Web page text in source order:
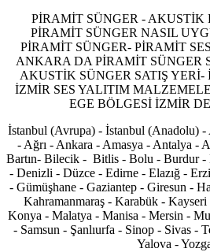
PİRAMİT SÜNGER - AKUSTİK
PİRAMİT SÜNGER NASIL
PİRAMİT SÜNGER- PİRAMİT
ANKARA DA PİRAMİT SÜNGER
AKUSTİK SÜNGER SATIŞ
İZMİR SES YALITIM
EGE BÖLGESİ İZMİR
İstanbul (Avrupa) - İstanbul (Anadolu) -
- Ağrı - Ankara - Amasya - Antalya -
Bartın- Bilecik - Bitlis - Bolu - Burdur -
- Denizli - Düzce - Edirne - Elazığ -
- Gümüşhane - Gaziantep - Giresun -
Kahramanmaraş - Karabük -
Konya - Malatya - Manisa - Mersin -
- Samsun - Şanlıurfa - Sinop - Sivas -
Yalova -